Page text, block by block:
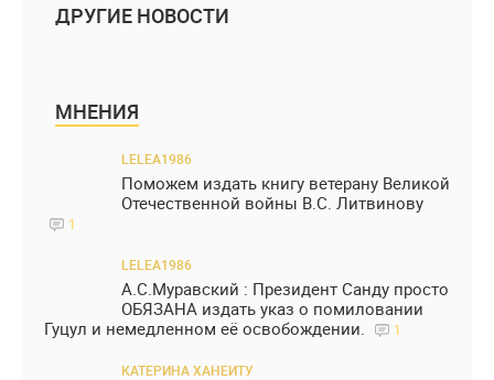
ДРУГИЕ НОВОСТИ
МНЕНИЯ
LELEA1986
Поможем издать книгу ветерану Великой
Отечественной войны В.С. Литвинову
1
LELEA1986
А.С.Муравский : Президент Санду просто
ОБЯЗАНА издать указ о помиловании
Гуцул и немедленном её освобождении.
1
КАТЕРИНА ХАНЕИТУ